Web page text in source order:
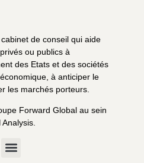
de conseil qui aide
ou publics à
des Etats et des sociétés
à anticiper le
les marchés porteurs.
Forward Global au sein